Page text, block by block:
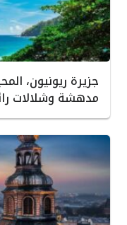
جزيرة ريونيون،
مدهشة وشلالات